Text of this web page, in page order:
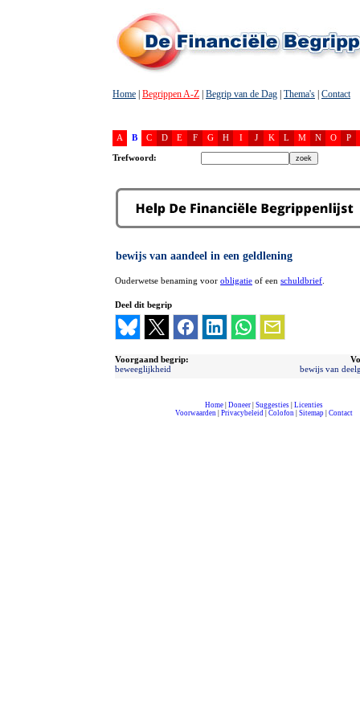
Home Begrippen A-Z Begrip van de Dag Thema's Contact
A B C D E F G H I J K L M N O P
Trefwoord:
bewijs van aandeel in een geldlening
Ouderwetse benaming voor obligatie of een schuldbrief
Deel dit begrip
Voorgaand begrip:
beweeglijkheid
bewijs van
Home| Doneer| Suggesties| Licenties
Voorwaarden| Privacybeleid| Colofon| Sitemap| Contact